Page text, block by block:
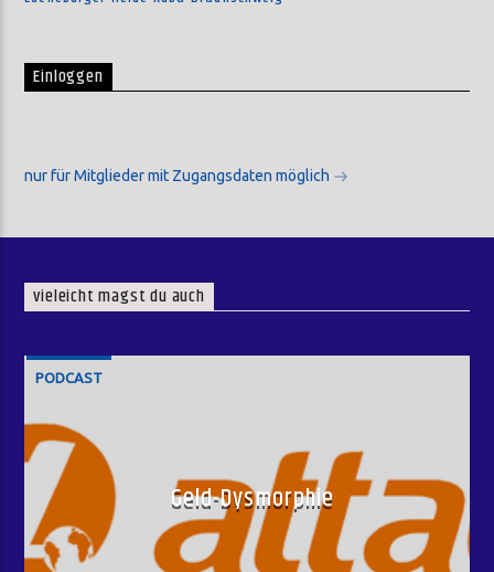
Einloggen
nur für Mitglieder mit Zugangsdaten möglich
vieleicht magst du auch
PODCAST
Geld-Dysmorphie